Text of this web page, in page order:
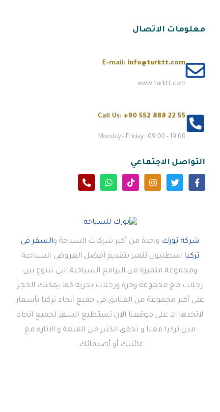
معلومات الاتصال
E-mail: info@turktt.com
www.turktt.com
Call Us: +90 552 888 22 55
Monday - Friday : 09:00 - 19:00
التواصل الاجتماعي
شركة تورك واحدة من أكبر شركات السياحة والسفر فى
تركيا اسطنبول تتميز بتقديم أفضل العروض السياحية
ومجموعة متميزة من البرامج السياحية التى تتنوع بين
رحلات مع مجموعة وحرة ورحلات بحرية كما يمكنك الحجز
على أكبر مجموعة من الفنادق في جميع انحاء تركيا بأسعار
لاتجدها الا على موقعنا ألان تستطيع السفر لجميع انحاء
مدن تركيا معنا و تحقق الكثير من المتعة و الاثارة مع
عائلتك أو أصدقائك.